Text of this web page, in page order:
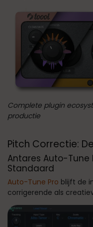
Complete plugin
productie
Pitch Correctie:
Antares Auto-Tune
Standaard
Auto-Tune Pro blijft de
corrigerende als